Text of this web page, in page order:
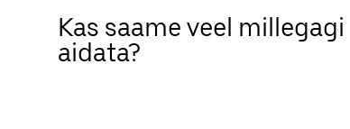
Kas saame veel millegagi
aidata?